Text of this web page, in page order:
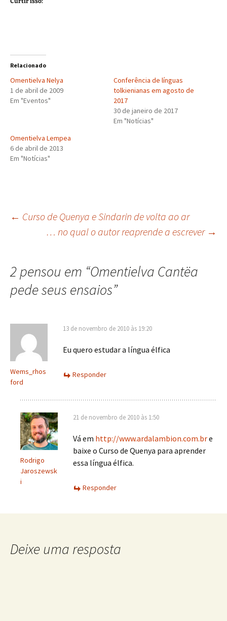
Relacionado
Omentielva Nelya
1 de abril de 2009
Em "Eventos"
Conferência de línguas
tolkienianas em agosto de
2017
30 de janeiro de 2017
Em "Notícias"
Omentielva Lempea
6 de abril de 2013
Em "Notícias"
Navegação
posts
← Curso de Quenya e Sindarin de volta ao ar
… no qual o autor reaprende a escrever →
2 pensou em “Omentielva Cantëa
pede seus ensaios”
Wems_rhos
ford
13 de novembro de 2010 às 19:20
Eu quero estudar a língua élfica
Responder
Rodrigo
Jaroszewsk
i
21 de novembro de 2010 às 1:50
Vá em http://www.ardalambion.com.bre
baixe o Curso de Quenya para aprender
essa língua élfica.
Responder
Deixe uma resposta